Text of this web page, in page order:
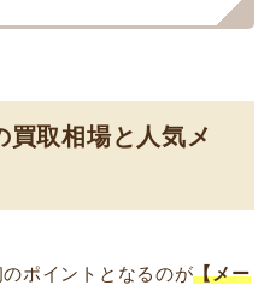
買取相場と人気メ
ポイントとなるのが【メー